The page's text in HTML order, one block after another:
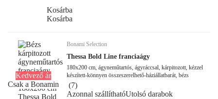
Kosárba
Kosárba
Kedvező ár
Csak a Bonamin
Bonami Selection
Thessa Bold Line franciaágy
180x200 cm, ágyneműtartós, ágyráccsal, kárpitozott, kézzel
készített-könnyen összeszerelhető-háziállatbarát, bézs
(7)
Azonnal szállíthatóUtolsó darabok